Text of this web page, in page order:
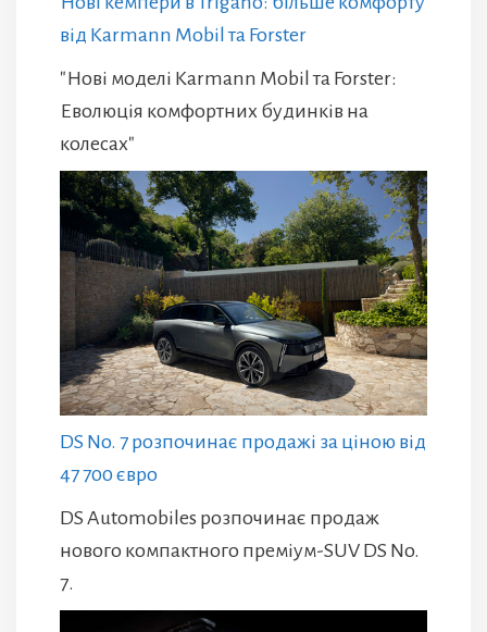
від Karmann Mobil та Forster
"Нові моделі Karmann Mobil та Forster:
Еволюція комфортних будинків на
колесах"
DS No. 7 розпочинає продажі за ціною від
47 700 євро
DS Automobiles розпочинає продаж
нового компактного преміум-SUV DS No.
7.